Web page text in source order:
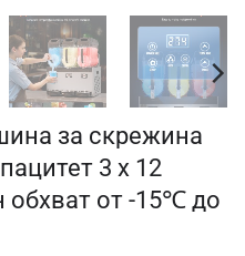
за скрежина
3 x 12
обхват от -15℃ до